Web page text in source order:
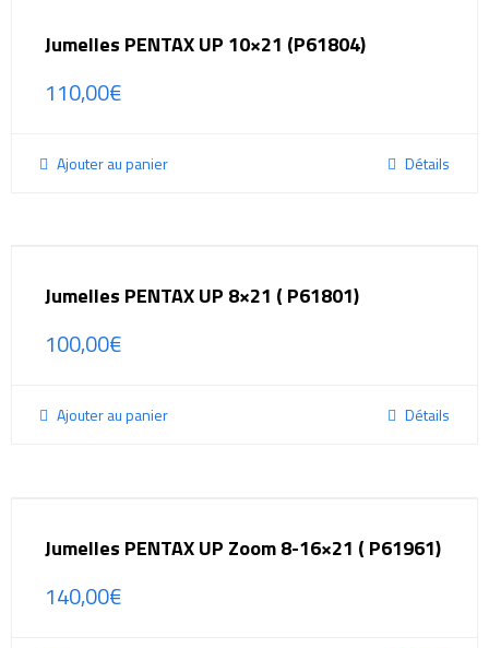
Jumelles PENTAX UP 10×21 (P61804)
110,00€
Ajouter au panier Détails
Jumelles PENTAX UP 8×21 ( P61801)
100,00€
Ajouter au panier Détails
Jumelles PENTAX UP Zoom 8-16×21 ( P61961)
140,00€